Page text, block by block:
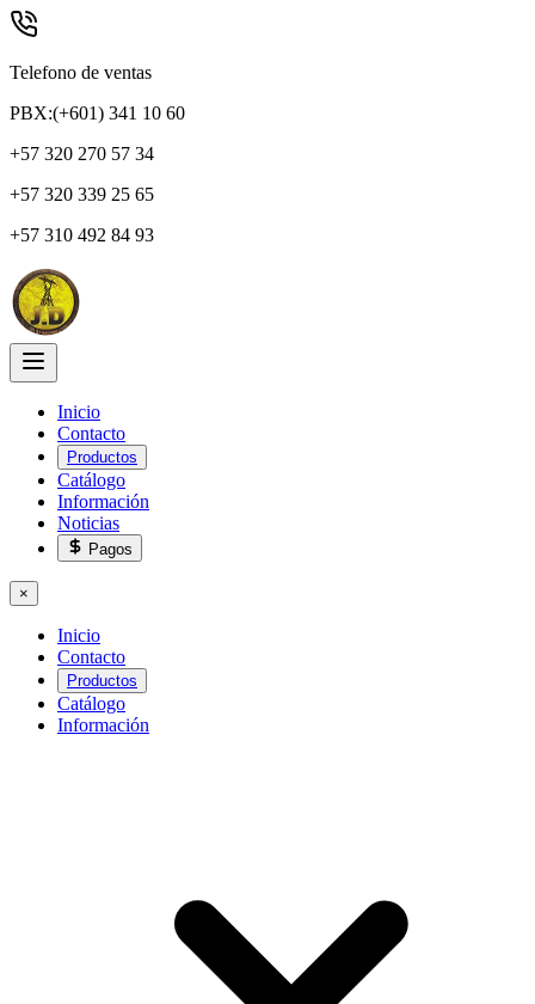
Telefono de ventas
PBX:(+601) 341 10 60
+57 320 270 57 34
+57 320 339 25 65
+57 310 492 84 93
Inicio
Contacto
Productos
Catálogo
Información
Noticias
Pagos
×
Inicio
Contacto
Productos
Catálogo
Información